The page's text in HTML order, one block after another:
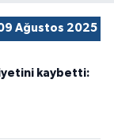
Ağustos 2025
kaybetti: